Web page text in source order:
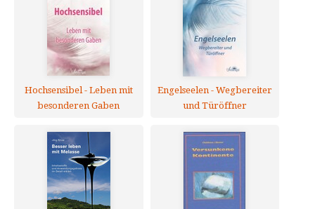
Hochsensibel - Leben mit
besonderen Gaben
Engelseelen - Wegbereiter
und Türöffner